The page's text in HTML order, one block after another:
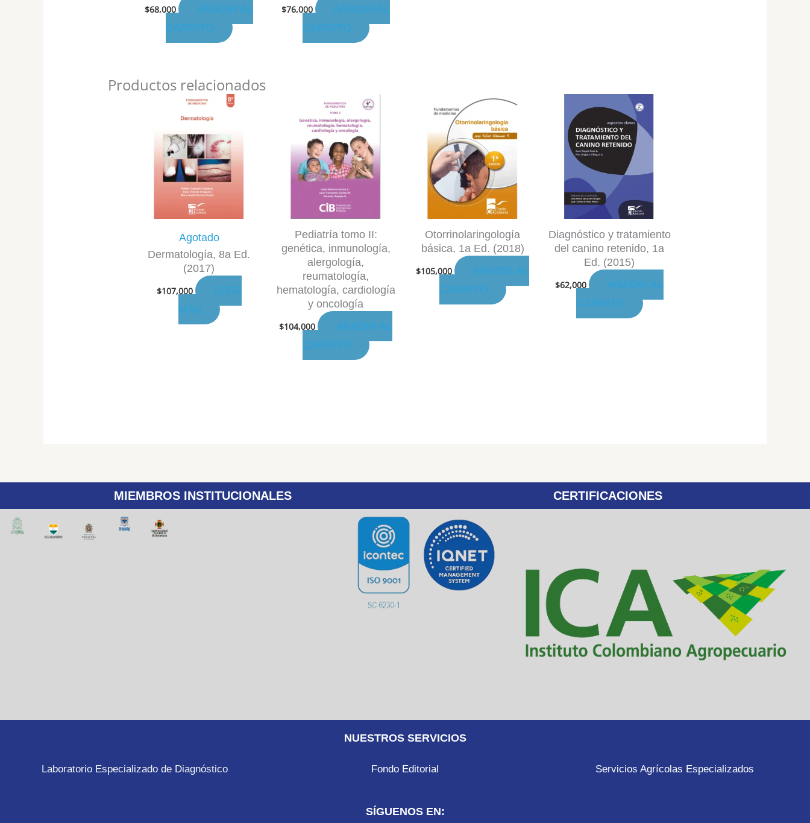
$68,000
AÑADIR AL
CARRITO
$76,000
AÑADIR AL
CARRITO
Productos relacionados
Agotado
Dermatología, 8a Ed.
(2017)
$107,000
LEER
MÁS
Pediatría tomo II:
genética, inmunología,
alergología,
reumatología,
hematología, cardiología
y oncología
$104,000
AÑADIR AL
CARRITO
Otorrinolaringología
básica, 1a Ed. (2018)
$105,000
AÑADIR AL
CARRITO
Diagnóstico y tratamiento
del canino retenido, 1a
Ed. (2015)
$62,000
AÑADIR AL
CARRITO
MIEMBROS INSTITUCIONALES CERTIFICACIONES
NUESTROS SERVICIOS
Laboratorio Especializado de Diagnóstico Fondo Editorial Servicios Agrícolas Especializados
SÍGUENOS EN: